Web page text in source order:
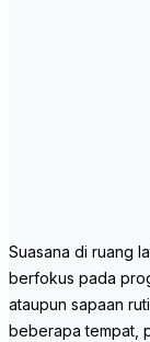
Suasana di ruang
berfokus pada
ataupun sapaan
beberapa tempat,